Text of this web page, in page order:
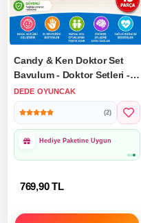
Candy & Ken Doktor Set
Bavulum - Doktor Setleri -
Doktor Oyuncak Seti
DEDE OYUNCAK
(2)
Hediye Paketine Uygun
769,90 TL